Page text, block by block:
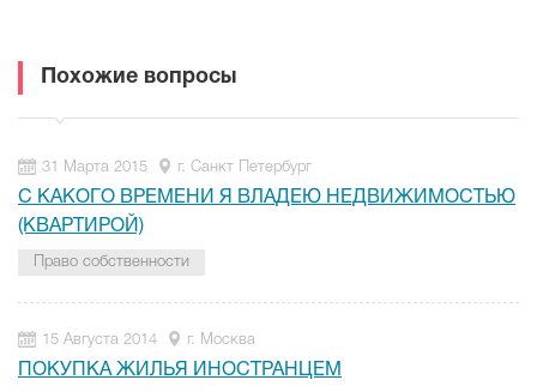
Похожие вопросы
31 Марта 2015 г. Санкт Петербург
С КАКОГО ВРЕМЕНИ Я ВЛАДЕЮ НЕДВИЖИМОСТЬЮ
(КВАРТИРОЙ)
Право собственности
15 Августа 2014 г. Москва
ПОКУПКА ЖИЛЬЯ ИНОСТРАНЦЕМ